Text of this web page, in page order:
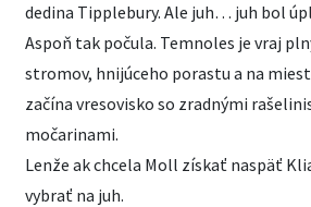
dedina Tipplebury. Ale juh… juh bol
Aspoň tak počula. Temnoles je vraj
stromov, hnijúceho porastu a na
začína vresovisko so zradnými
močarinami.
Lenže ak chcela Moll získať naspäť
vybrať na juh.